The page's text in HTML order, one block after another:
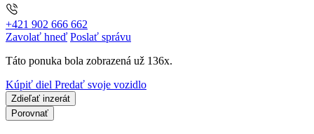
+421 902 666 662
Zavolať hneď Poslať správu
Táto ponuka bola zobrazená už 136x.
Kúpiť diel Predať svoje vozidlo
Zdieľať inzerát
Porovnať